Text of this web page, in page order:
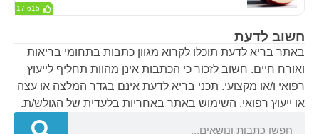
חשוב לדעת
באתר בריא לדעת תוכלו לקרוא מגוון כתבות בתחומי בריאות
ואורח חיים. חשוב לזכור כי הכתבות אינן מהוות תחליף לייעוץ
רפואי ו/או מקצועי. תכני בריא לדעת אינם בגדר המלצה או עצה
או ייעוץ רפואי. השימוש באתר באחריות בלעדית של הגולש/ת.
17,615